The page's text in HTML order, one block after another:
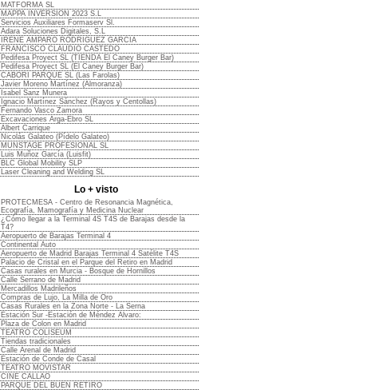
MATFORMA SL
MAPPA INVERSION 2023 S.L
Servicios Auxiliares Formaserv Sl.
Adara Soluciones Digitales, S.L
IRENE AMPARO RODRIGUEZ GARCIA
FRANCISCO CLAUDIO CASTEDO
Pedifesa Proyect SL (TIENDA El Caney Burger Bar)
Pedifesa Proyect SL (El Caney Burger Bar)
CABORI PARQUE SL (Las Farolas)
Javier Moreno Martínez (Almoranza)
Isabel Sanz Munera
Ignacio Martínez Sánchez (Rayos y Centollas)
Fernando Vasco Zamora
Excavaciones Arga-Ebro SL
Albert Carrique
Nicolás Galateo (Pídelo Galateo)
MUNSTAGE PROFESIONAL SL
Luis Muñoz García (Luisfit)
BLC Global Mobility SLP
Laser Cleaning and Welding SL
Lo + visto
PROTECMESA - Centro de Resonancia Magnética,
Ecografía, Mamografía y Medicina Nuclear
¿Cómo llegar a la Terminal 4S T4S de Barajas desde la
T4?
Aeropuerto de Barajas Terminal 4
Continental Auto
Aeropuerto de Madrid Barajas Terminal 4 Satélite T4S
Palacio de Cristal en el Parque del Retiro en Madrid
Casas rurales en Murcia - Bosque de Hornillos
Calle Serrano de Madrid
Mercadillos Madrileños
Compras de Lujo, La Milla de Oro
Casas Rurales en la Zona Norte - La Serna
Estación Sur -Estación de Méndez Alvaro:
Plaza de Colon en Madrid
TEATRO COLISEUM
Tiendas tradicionales
Calle Arenal de Madrid
Estación de Conde de Casal
TEATRO MOVISTAR
CINE CALLAO
PARQUE DEL BUEN RETIRO